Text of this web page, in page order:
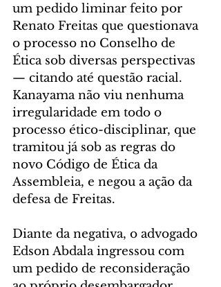
um pedido liminar feito por
Renato Freitas que questionava
o processo no Conselho de
Ética sob diversas perspectivas
— citando até questão racial.
Kanayama não viu nenhuma
irregularidade em todo o
processo ético-disciplinar, que
tramitou já sob as regras do
novo Código de Ética da
Assembleia, e negou a ação da
defesa de Freitas.
Diante da negativa, o advogado
Edson Abdala ingressou com
um pedido de reconsideração